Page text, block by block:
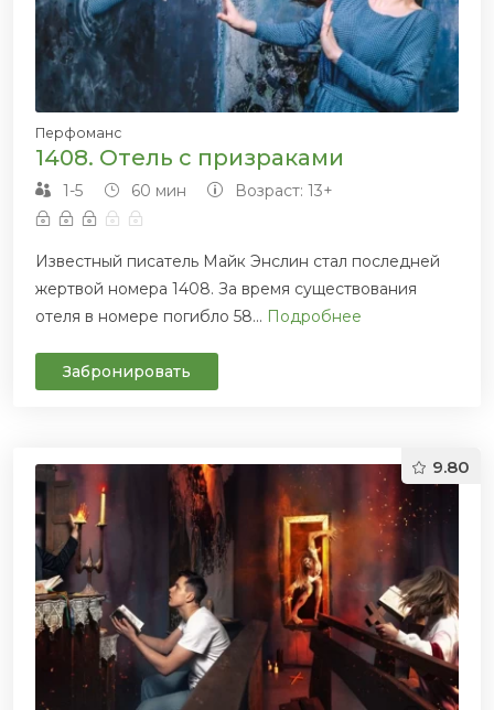
Перфоманс
1408. Отель с призраками
1-5 60 мин Возраст: 13+
Известный писатель Майк Энслин стал последней
жертвой номера 1408. За время существования
отеля в номере погибло 58... Подробнее
Забронировать
9.80